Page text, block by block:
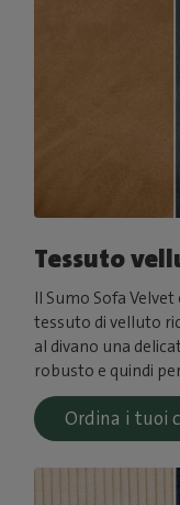
Tessuto
Il Sumo Sofa
tessuto di velluto
al divano una
robusto e quindi
Ordina i tuoi